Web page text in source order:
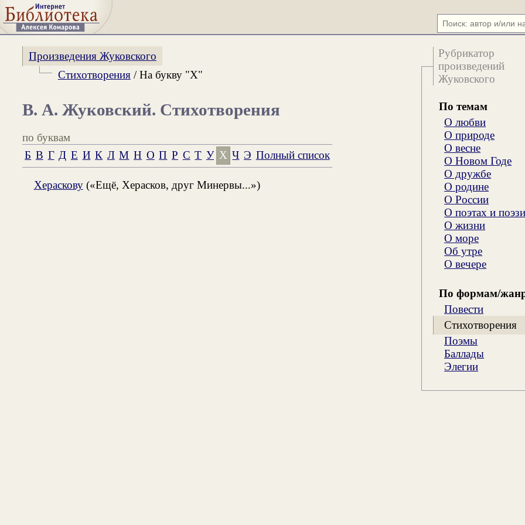
Рубрикатор
произведений
Жуковского
По темам
О любви
О природе
О весне
О Новом Годе
О дружбе
О родине
О России
О поэтах и
О жизни
О море
Об утре
О вечере
По формам/
Повести
Стихотворения
Поэмы
Баллады
Элегии
Произведения Жуковского
Стихотворения/ На букву "Х"
В. А. Жуковский. Стихотворения
по буквам
Б В Г Д Е И К Л М Н О П Р С Т У Х Ч Э Полный список
Хераскову(«Ещё, Херасков, друг Минервы...»)